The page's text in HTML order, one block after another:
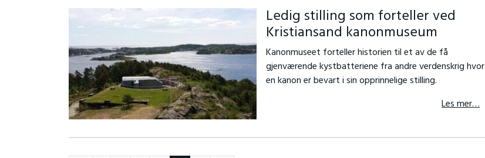
Ledig stilling som forteller ved
Kristiansand kanonmuseum
Kanonmuseet forteller historien til et av de få
gjenværende kystbatteriene fra andre verdenskrig hvor
en kanon er bevart i sin opprinnelige stilling.
Les mer…